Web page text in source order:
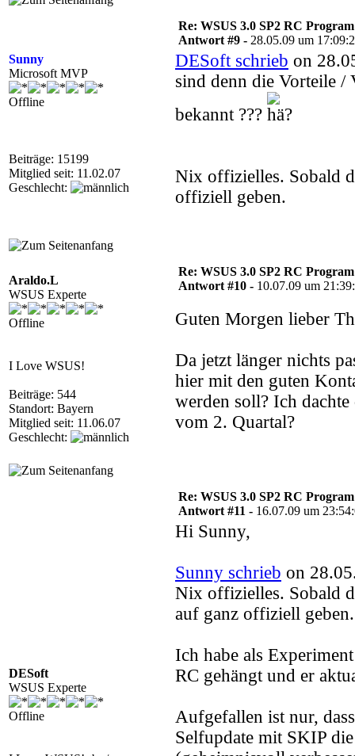
Sunny
Microsoft MVP
Offline
Beiträge: 15199
Mitglied seit: 11.02.07
Geschlecht:
Re: WSUS 3.0 SP2 RC
Antwort #9 - 28.05.09 um
DESoft schrieb on
sind denn die Vorteile /
bekannt ???
Nix offizielles. Sobald
offiziell geben.
Araldo.L
WSUS Experte
Offline
I Love WSUS!
Beiträge: 544
Standort: Bayern
Mitglied seit: 11.06.07
Geschlecht:
Re: WSUS 3.0 SP2 RC
Antwort #10 - 10.07.09 um
Guten Morgen lieber
Da jetzt länger nichts
hier mit den guten
werden soll? Ich
vom 2. Quartal?
DESoft
WSUS Experte
Offline
Re: WSUS 3.0 SP2 RC
Antwort #11 - 16.07.09 um
Hi Sunny,
Sunny schrieb on
Nix offizielles. Sobald
auf ganz offiziell
Ich habe als
RC gehängt und er
Aufgefallen ist nur,
Selfupdate mit SKIP